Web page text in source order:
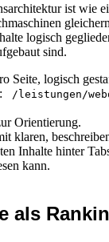
ist wie
logisch
sind.
Seite, logisch
/leistungen/
Orientierung.
klaren,
Inhalte hinter
kann.
als